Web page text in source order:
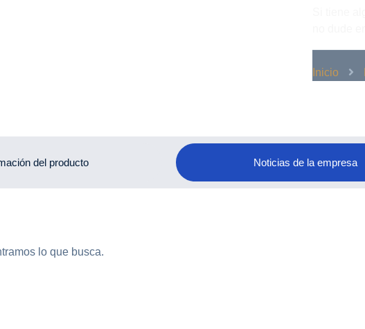
Inicio
del producto Noticias de la empresa
lo que busca.